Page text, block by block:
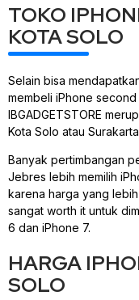
TOKO
KOTA SOLO
Selain bisa
membeli iPhone second
IBGADGETSTORE
Kota Solo atau
Banyak pertimbangan
Jebres lebih memilih
karena harga yang
sangat worth it untuk
6 dan iPhone 7.
HARGA
SOLO